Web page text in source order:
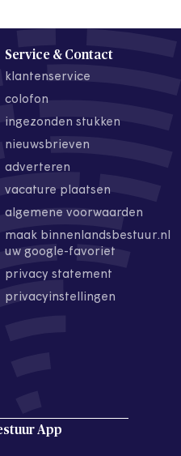
Service & Contact
klantenservice
colofon
ingezonden stukken
nieuwsbrieven
adverteren
vacature plaatsen
algemene voorwaarden
maak binnenlandsbestuur.nl
uw google-favoriet
privacy statement
privacyinstellingen
App